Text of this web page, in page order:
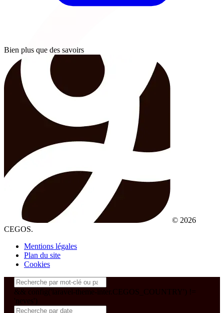
Bien plus que des savoirs
© 2026
CEGOS.
Mentions légales
Plan du site
Cookies
&& config('laravel-theme-inter.CEGOS_COUNTRY') !=
'neves')